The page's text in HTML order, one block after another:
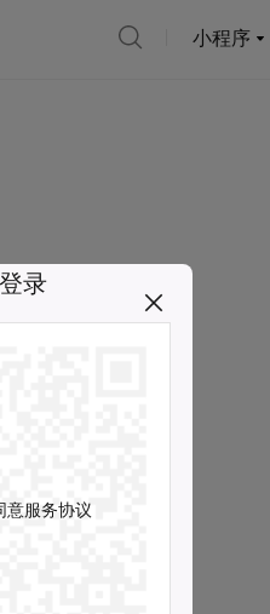
小程序
录
意服务协议